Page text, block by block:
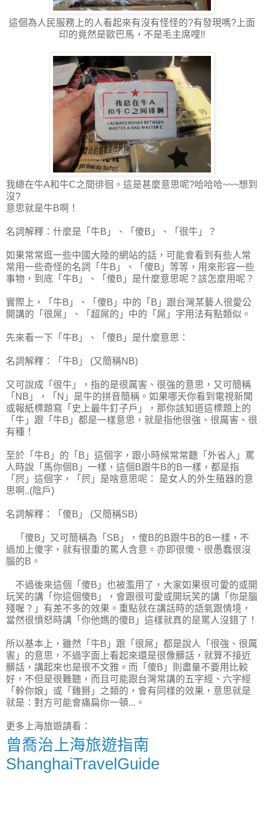
這個為人民服務上的人看起來有沒有怪怪的?有發現嗎?上面
印的竟然是歐巴馬，不是毛主席哩!!
我總在牛A和牛C之間徘徊。這是甚麼意思呢?哈哈哈~~~想到
沒?
意思就是牛B啊！
名詞解釋：什麼是「牛B」、「傻B」、「很牛」？
如果常常逛一些中國大陸的網站的話，可能會看到有些人常
常用一些奇怪的名詞「牛B」、「傻B」等等，用來形容一些
事物，到底「牛B」、「傻B」是什麼意思呢？該怎麼用呢？
實際上，「牛B」、「傻B」中的「B」跟台灣某藝人很愛公
開講的「很屌」、「超屌的」中的「屌」字用法有點類似。
先來看一下「牛B」、「傻B」是什麼意思：
名詞解釋：「牛B」 (又簡稱NB)
又可說成「很牛」，指的是很厲害、很強的意思，又可簡稱
「NB」，「N」是牛的拼音簡稱。如果哪天你看到電視新聞
或報紙標題寫「史上最牛釘子戶」，那你該知道這標題上的
「牛」跟「牛B」都是一樣意思，就是指他很強、很厲害、很
有種！
至於「牛B」的「B」這個字，跟小時候常常聽「外省人」罵
人時說「馬你個B」一樣，這個B跟牛B的B一樣，都是指
「屄」這個字，「屄」是啥意思呢： 是女人的外生殖器的意
思啊..(陰戶)
名詞解釋：「傻B」 (又簡稱SB)
「傻B」又可簡稱為「SB」，傻B的B跟牛B的B一樣，不
過加上傻字，就有很重的罵人含意。亦即很傻、很愚蠢很沒
腦的B。
不過後來這個「傻B」也被濫用了，大家如果很可愛的或開
玩笑的講「你這個傻B」，會跟很可愛或開玩笑的講「你是腦
殘喔？」有差不多的效果。重點就在講話時的語氣跟情境，
當然很憤怒時講「你他媽的傻B」這樣就真的是罵人沒錯了！
所以基本上，雖然「牛B」跟「很屌」都是說人「很強、很厲
害」的意思，不過字面上看起來還是很像髒話，就算不接近
髒話，講起來也是很不文雅。而「傻B」則盡量不要用比較
好，不但是很難聽，而且可能跟台灣常講的五字經、六字經
「幹你娘」或「雞掰」之類的，會有同樣的效果，意思就是
就是：對方可能會痛扁你一頓...。
更多上海旅遊請看：
曾喬治上海旅遊指南
ShanghaiTravelGuide